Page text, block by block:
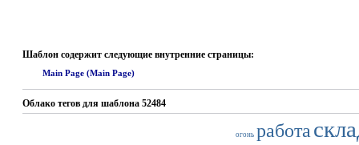
Шаблон содержит следующие внутренние страницы:
Main Page (Main Page)
Облако тегов для шаблона 52484
огонь работа